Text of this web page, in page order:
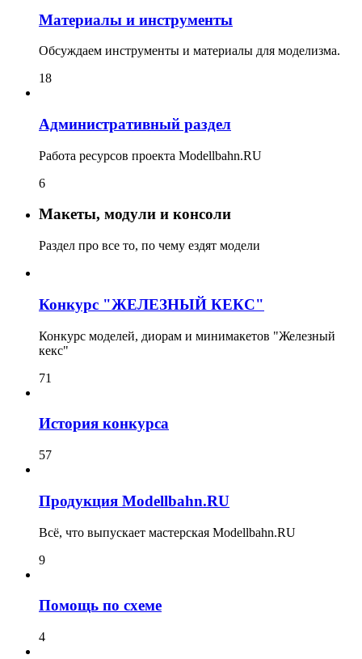
Материалы и инструменты
Обсуждаем инструменты и материалы для моделизма.
18
Административный раздел
Работа ресурсов проекта Modellbahn.RU
6
Макеты, модули и консоли
Раздел про все то, по чему ездят модели
Конкурс "ЖЕЛЕЗНЫЙ КЕКС"
Конкурс моделей, диорам и минимакетов "Железный
кекс"
71
История конкурса
57
Продукция Modellbahn.RU
Всё, что выпускает мастерская Modellbahn.RU
9
Помощь по схеме
4